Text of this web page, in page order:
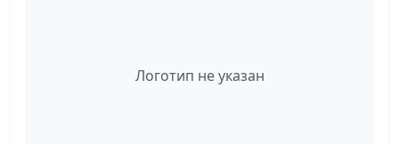
Логотип не указан